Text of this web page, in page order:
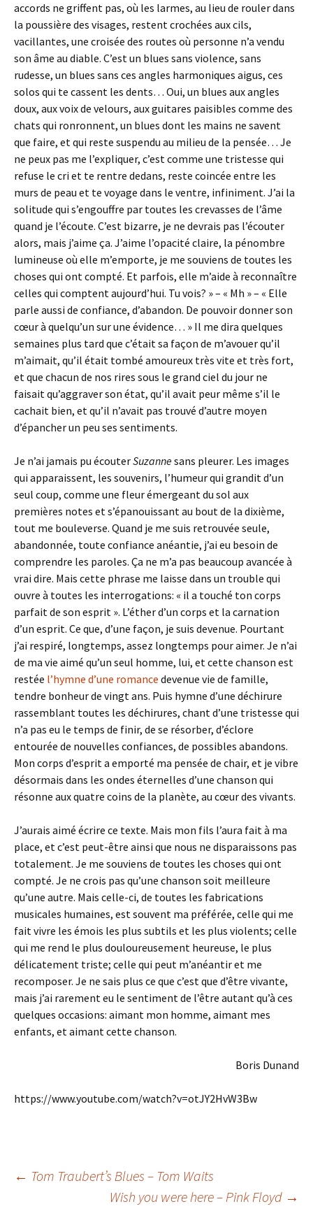
accords ne griffent pas, où les larmes, au lieu de rouler dans
la poussière des visages, restent crochées aux cils,
vacillantes, une croisée des routes où personne n’a vendu
son âme au diable. C’est un blues sans violence, sans
rudesse, un blues sans ces angles harmoniques aigus, ces
solos qui te cassent les dents… Oui, un blues aux angles
doux, aux voix de velours, aux guitares paisibles comme des
chats qui ronronnent, un blues dont les mains ne savent
que faire, et qui reste suspendu au milieu de la pensée… Je
ne peux pas me l’expliquer, c’est comme une tristesse qui
refuse le cri et te rentre dedans, reste coincée entre les
murs de peau et te voyage dans le ventre, infiniment. J’ai la
solitude qui s’engouffre par toutes les crevasses de l’âme
quand je l’écoute. C’est bizarre, je ne devrais pas l’écouter
alors, mais j’aime ça. J’aime l’opacité claire, la pénombre
lumineuse où elle m’emporte, je me souviens de toutes les
choses qui ont compté. Et parfois, elle m’aide à reconnaître
celles qui comptent aujourd’hui. Tu vois? » – « Mh » – « Elle
parle aussi de confiance, d’abandon. De pouvoir donner son
cœur à quelqu’un sur une évidence… » Il me dira quelques
semaines plus tard que c’était sa façon de m’avouer qu’il
m’aimait, qu’il était tombé amoureux très vite et très fort,
et que chacun de nos rires sous le grand ciel du jour ne
faisait qu’aggraver son état, qu’il avait peur même s’il le
cachait bien, et qu’il n’avait pas trouvé d’autre moyen
d’épancher un peu ses sentiments.
Je n’ai jamais pu écouterSuzannesans pleurer. Les images
qui apparaissent, les souvenirs, l’humeur qui grandit d’un
seul coup, comme une fleur émergeant du sol aux
premières notes et s’épanouissant au bout de la dixième,
tout me bouleverse. Quand je me suis retrouvée seule,
abandonnée, toute confiance anéantie, j’ai eu besoin de
comprendre les paroles. Ça ne m’a pas beaucoup avancée à
vrai dire. Mais cette phrase me laisse dans un trouble qui
ouvre à toutes les interrogations: « il a touché ton corps
parfait de son esprit ». L’éther d’un corps et la carnation
d’un esprit. Ce que, d’une façon, je suis devenue. Pourtant
j’ai respiré, longtemps, assez longtemps pour aimer. Je n’ai
de ma vie aimé qu’un seul homme, lui, et cette chanson est
restée l’hymne d’une romance devenue vie de famille,
tendre bonheur de vingt ans. Puis hymne d’une déchirure
rassemblant toutes les déchirures, chant d’une tristesse qui
n’a pas eu le temps de finir, de se résorber, d’éclore
entourée de nouvelles confiances, de possibles abandons.
Mon corps d’esprit a emporté ma pensée de chair, et je vibre
désormais dans les ondes éternelles d’une chanson qui
résonne aux quatre coins de la planète, au cœur des vivants.
J’aurais aimé écrire ce texte. Mais mon fils l’aura fait à ma
place, et c’est peut-être ainsi que nous ne disparaissons pas
totalement. Je me souviens de toutes les choses qui ont
compté. Je ne crois pas qu’une chanson soit meilleure
qu’une autre. Mais celle-ci, de toutes les fabrications
musicales humaines, est souvent ma préférée, celle qui me
fait vivre les émois les plus subtils et les plus violents; celle
qui me rend le plus douloureusement heureuse, le plus
délicatement triste; celle qui peut m’anéantir et me
recomposer. Je ne sais plus ce que c’est que d’être vivante,
mais j’ai rarement eu le sentiment de l’être autant qu’à ces
quelques occasions: aimant mon homme, aimant mes
enfants, et aimant cette chanson.
Boris Dunand
https://www.youtube.com/watch?v=otJY2HvW3Bw
Navigation
← Tom Traubert’s Blues – Tom Waits
Wish you were here – Pink Floyd →